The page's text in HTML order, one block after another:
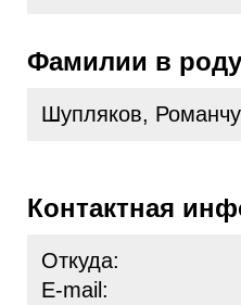
Фамилии в роду
Шупляков,
Контактная
Откуда:
E-mail: